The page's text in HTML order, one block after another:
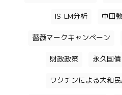
IS-LM分析 中田
薔薇マークキャンペーン
財政政策 永久国債
ワクチンによる大和